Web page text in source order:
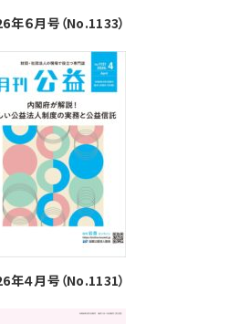
年６月号（No.1133）
年４月号（No.1131）